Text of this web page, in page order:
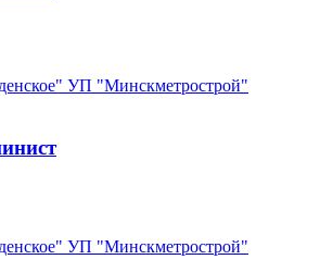
УП "Минскметрострой"
УП "Минскметрострой"